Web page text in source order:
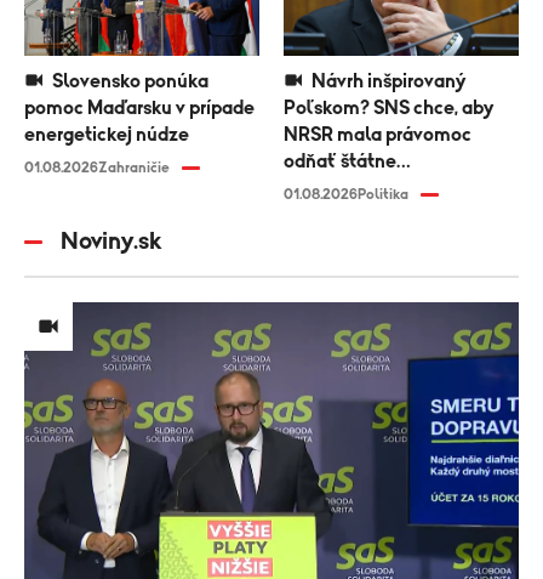
pomoc Maďarsku v prípade
energetickej núdze
01.08.2026Zahraničie
Poľskom? SNS chce, aby
NRSR mala právomoc
odňať štátne
vyznamenanie
01.08.2026Politika
Noviny.sk